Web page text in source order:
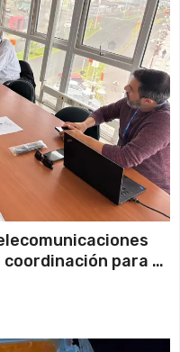
18°C
para el
Iquique